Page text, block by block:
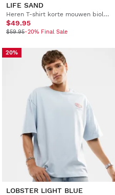
LIFE SAND
Heren T-shirt korte mouwen biologisch katoen
$49.95
$59.95-20% Final Sale
20%
LOBSTER LIGHT BLUE